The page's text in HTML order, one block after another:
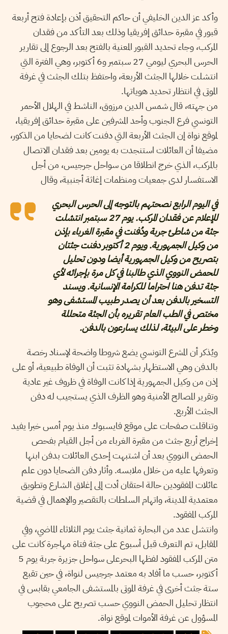
وأكد عز الدين الخليفي أن حاكم التحقيق أذن بإعادة فتح أربعة
قبور في مقبرة حدائق إفريقيا وذلك بعد التأكد من فقدان
المركب، وجاء تحديد القبور المعنية بالفتح بعد الرجوع إلى تقارير
الحرس البحري ليومي 27 سبتمبر و6 أكتوبر، وهي الفترة التي
انتشلت خلالها الجثث الأربعة، واحتفظ بتلك الجثث في غرفة
الموتى في انتظار تحديد هوياتها.
من جهته، قال شمس الدين مرزوق، الناشط في الهلال الأحمر
التونسي فرع الجنوب وأحد المشرفين على مقبرة حدائق إفريقيا،
لموقع نواة إن الجثث الأربعة التي دفنت كانت لضحايا من الذكور،
مضيفا أن العائلات استنجدت به يومين بعد فقدان الاتصال
بالمركب، الذي خرج انطلاقا من سواحل جرجيس، من أجل
الاستفسار لدى جمعيات ومنظمات إغاثة أجنبية، وقال
في اليوم الرابع نصحتهم بالتوجه إلى الحرس البحري
للإعلام عن فقدان المركب. يوم 27 سبتمبر انتشلت
جثة من شاطئ جربة ودُفنت في مقبرة الغرباء بإذن
من وكيل الجمهورية. ويوم 2 أكتوبر دفنت جثتان
بتصريح من وكيل الجمهورية أيضا ودون تحليل
للحمض النووي الذي طالبنا في كل مرة بإجرائه لأي
جثة تدفن هنا احتراما للكرامة الإنسانية. ويسند
التسخير بالدفن بعد أن يصدر طبيب المستشفى وهو
مختص في الطب العام تقريره بأن الجثة متحللة
وخطر على البيئة، لذلك يسارعون بالدفن.
ويُذكر أن المشرع التونسي يضع شروطا واضحة لإسناد رخصة
بالدفن وهي الاستظهار بشهادة تثبت أن الوفاة طبيعية، أو على
إذن من وكيل الجمهورية إذا كانت الوفاة في ظروف غير عادية
وتقرير المصالح الأمنية وهو الظرف الذي يستجيب له دفن
الجثث الأربع.
وتناقلت صفحات على موقع فايسبوك منذ يوم أمس خبرا يفيد
إخراج أربع جثث من مقبرة الغرباء من أجل القيام بفحص
الحمض النووي بعد أن اشتبهت إحدى العائلات بدفن ابنها
وتعرفها عليه من خلال ملابسه. وأثار دفن الضحايا دون علم
عائلات المفقودين حالة احتقان أدت إلى إغلاق الشارع وتطويق
معتمدية المدينة، واتهام السلطات بالتقصير والإهمال في قضية
المركب المفقود.
وانتشل عدد من البحارة ثمانية جثث يوم الثلاثاء الماضي، وفي
المقابل، تم التعرف قبل أسبوع على جثة فتاة مهاجرة كانت على
متن المركب المفقود لفظها البحرعلى سواحل جزيرة جربة يوم 5
أكتوبر، حسب ما أفاد به معتمد جرجيس لنواة، في حين تقبع
ستة جثث أخرى في غرفة الموتى بالمستشفى الجامعي بقابس في
انتظار تحليل الحمض النووي حسب تصريح على محجوب
المسؤول عن غرفة الأموات لموقع نواة.